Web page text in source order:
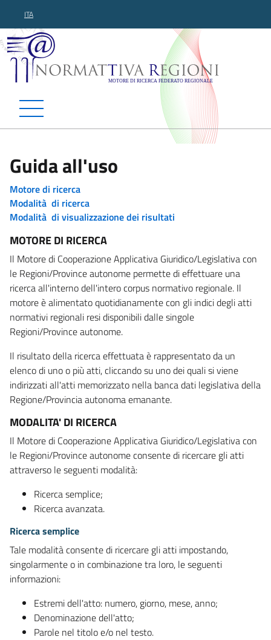
ITA
Normattiva Regioni -
Guida all'uso
Motore di ricerca
Modalità di ricerca
Modalità di visualizzazione dei risultati
MOTORE DI RICERCA
Il Motore di Cooperazione Applicativa Giuridico/Legislativa con
le Regioni/Province autonome permette di effettuare una
ricerca all'interno dell'intero corpus normativo regionale. Il
motore è alimentato quotidianamente con gli indici degli atti
normativi regionali resi disponibili dalle singole
Regioni/Province autonome.
Il risultato della ricerca effettuata è rappresentato da un
elenco di uno o più atti, cliccando su uno dei quali si viene
indirizzati all'atti memorizzato nella banca dati legislativa della
Regione/Provincia autonoma emanante.
MODALITA' DI RICERCA
Il Motore di Cooperazione Applicativa Giuridico/Legislativa con
le Regioni/Province autonome consente di ricercare gli atti
attraverso le seguenti modalità:
Ricerca semplice;
Ricerca avanzata.
Ricerca semplice
Tale modalità consente di ricercare gli atti impostando,
singolarmente o in combinazione tra loro, le seguenti
informazioni:
Estremi dell'atto: numero, giorno, mese, anno;
Denominazione dell'atto;
Parole nel titolo e/o nel testo.